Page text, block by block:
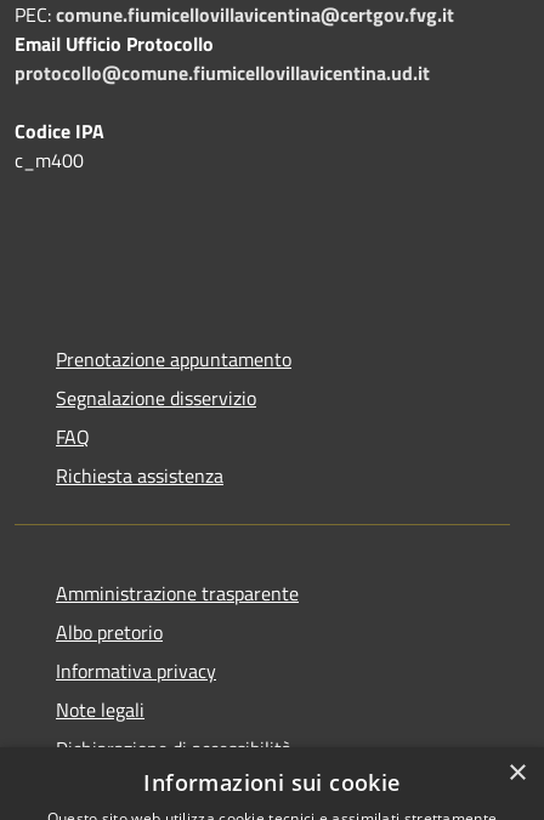
PEC:comune.fiumicellovillavicentina@certgov.fvg.it
Email Ufficio Protocollo
protocollo@comune.fiumicellovillavicentina.ud.it
Codice IPA
c_m400
Prenotazione appuntamento
Segnalazione disservizio
FAQ
Richiesta assistenza
Amministrazione trasparente
Albo pretorio
Informativa privacy
Note legali
Dichiarazione di accessibilità
×
Informazioni sui cookie